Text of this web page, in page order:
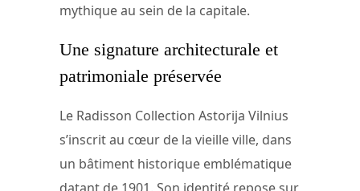
mythique au sein de la capitale.
Une signature architecturale et
patrimoniale préservée
Le Radisson Collection Astorija Vilnius
s’inscrit au cœur de la vieille ville, dans
un bâtiment historique emblématique